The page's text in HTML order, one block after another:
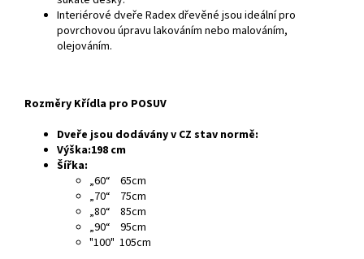
Interiérové dveře Radex dřevěné jsou ideální pro
povrchovou úpravu lakováním nebo malováním,
olejováním.
Rozměry Křídla pro POSUV
Dveře jsou dodávány v CZ stav normě:
Výška:198 cm
Šířka:
„60“ 65cm
„70“ 75cm
„80“ 85cm
„90“ 95cm
"100" 105cm